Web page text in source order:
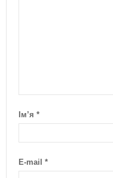
Ім’я *
E-mail *